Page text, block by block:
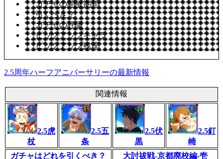
ガチャの開催期間
引くべき？
ガチャの評価
ピックアップキャラ
ピックアップ残滓
2.5周年ハーフアニバーサリーの最新情報
関連情報
2.5虎
杖
2.5五
条
2.5伏
黒
2.5釘
崎
ガチャはどれを引くべき？
大討祓戦-京都廃校編-壱